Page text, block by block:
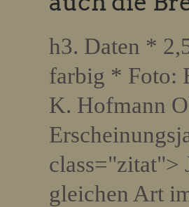
h3. Daten *
farbig * Foto:
K. Hofmann
class="zitat">
gleichen Art